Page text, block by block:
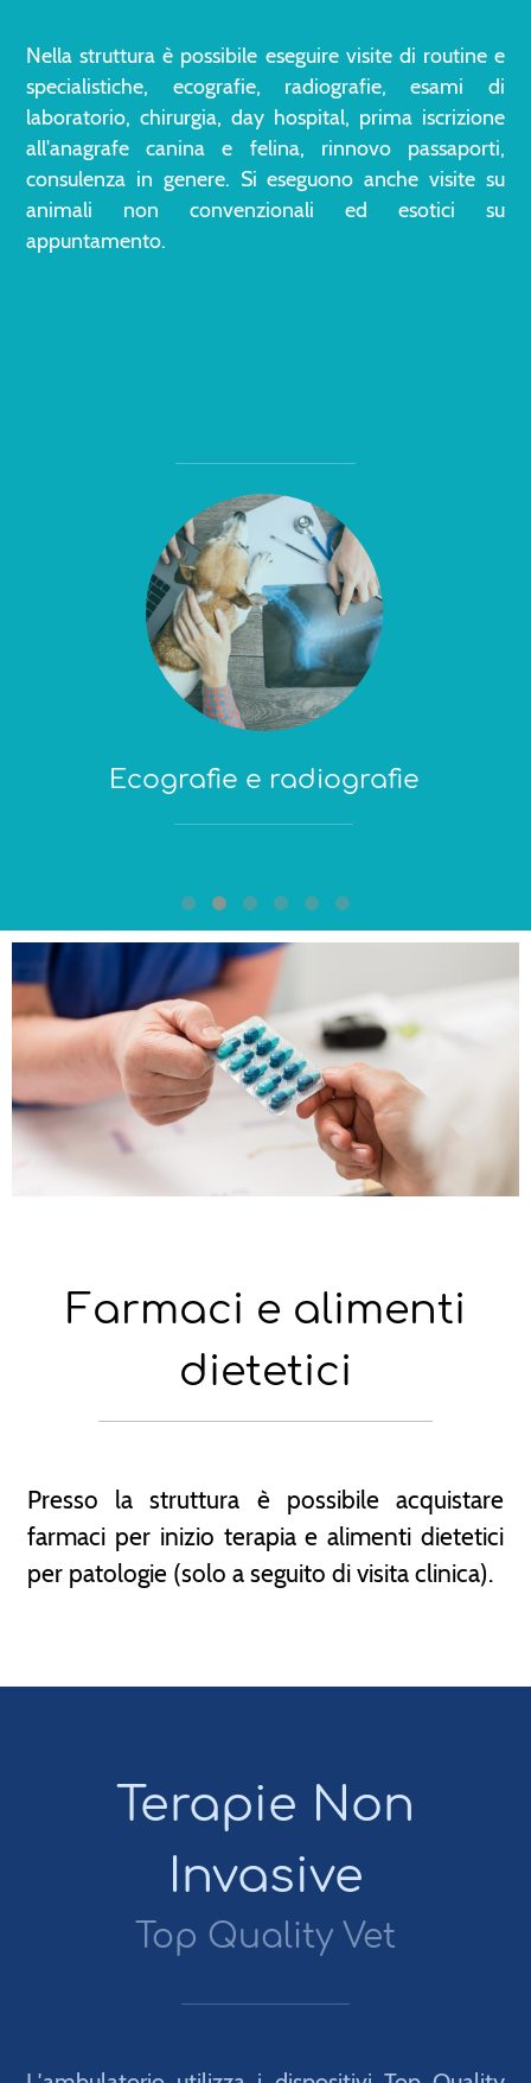
Nella struttura è possibile eseguire visite di routine e
specialistiche, ecografie, radiografie, esami di
laboratorio, chirurgia, day hospital, prima iscrizione
all'anagrafe canina e felina, rinnovo passaporti,
consulenza in genere. Si eseguono anche visite su
animali non convenzionali ed esotici su
appuntamento.
Ecografie e radiografie
Farmaci e alimenti
dietetici
Presso la struttura è possibile acquistare
farmaci per inizio terapia e alimenti dietetici
per patologie (solo a seguito di visita clinica).
Terapie Non
Invasive
Top Quality Vet